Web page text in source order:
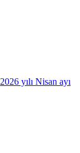
2026 yılı Nisan ayı